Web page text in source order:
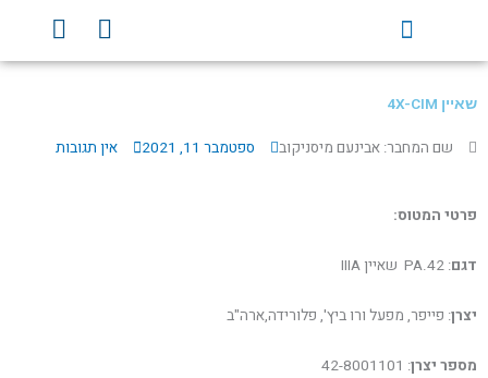
F
a
c
o
Y
o
u
b
שאיין 4X-CIM
שם המחבר: אבינעם מיסניקוב ספטמבר 11, 2021 אין תגובות
פרטי המטוס:
דגם: PA.42 שאיין IIIA
יצרן: פייפר, מפעל ורו ביץ', פלורידה,ארה"ב
מספר יצרן: 42-8001101